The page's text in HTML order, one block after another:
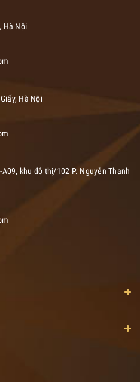
Hà Nội
Hà Nội
khu đô thị/102 P. Nguyễn Thanh